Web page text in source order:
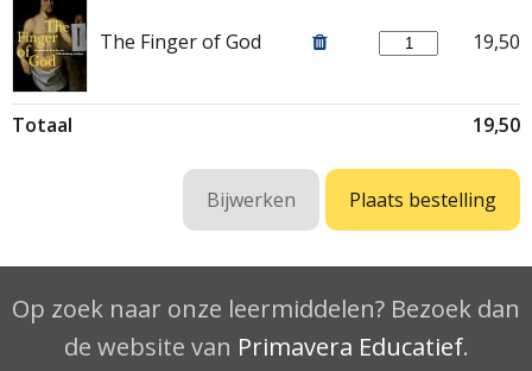
The Finger of God 19,50
Totaal 19,50
Op zoek naar onze leermiddelen? Bezoek dan
de website van Primavera Educatief.